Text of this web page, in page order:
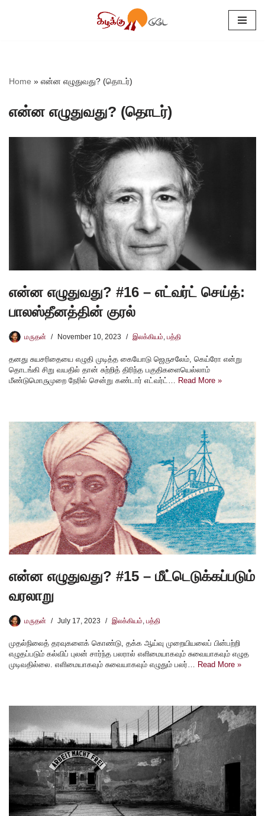
Home » என்ன எழுதுவது? (தொடர்)
என்ன எழுதுவது? (தொடர்)
என்ன எழுதுவது? #16 – எட்வர்ட் செய்த்:
பாலஸ்தீனத்தின் குரல்
மருதன் November 10, 2023 இலக்கியம் பத்தி
தனது சுயசரிதையை எழுதி முடித்த கையோடு ஜெருசலேம், கெய்ரோ என்று
தொடங்கி சிறு வயதில் தான் சுற்றித் திரிந்த பகுதிகளையெல்லாம்
மீண்டுமொருமுறை நேரில் சென்று கண்டார் எட்வர்ட்… Read More »
என்ன எழுதுவது? #15 – மீட்டெடுக்கப்படும்
வரலாறு
மருதன் July 17, 2023 இலக்கியம் பத்தி
முதல்நிலைத் தரவுகளைக் கொண்டு, தக்க ஆய்வு முறையியலைப் பின்பற்றி
எழுதப்படும் கல்விப் புலன் சார்ந்த பலரால் எளிமையாகவும் சுவையாகவும் எழுத
முடிவதில்லை. எளிமையாகவும் சுவையாகவும் எழுதும் பலர்… Read More »